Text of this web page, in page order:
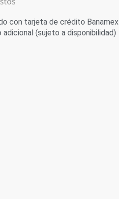
con tarjeta de crédito Banamex
(sujeto a disponibilidad)